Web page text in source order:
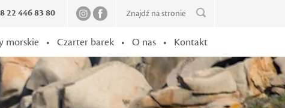
22 446 83 80
morskie • Czarter barek • O nas • Kontakt